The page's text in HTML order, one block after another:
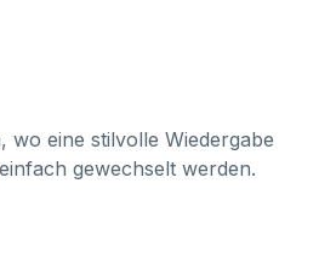
wo eine stilvolle Wiedergabe
gewechselt werden.